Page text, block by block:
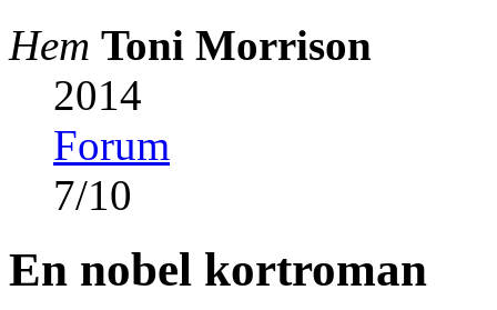
Hem Toni Morrison
2014
Forum
7/10
En nobel kortroman